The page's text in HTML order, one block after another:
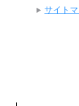
サイト